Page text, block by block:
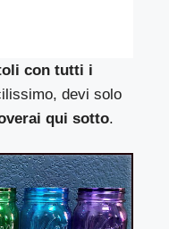
con tutti i
devi solo
qui sotto.